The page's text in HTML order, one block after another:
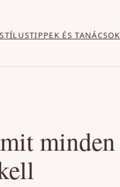
TIPPEK ÉS TANÁCSOK
minden